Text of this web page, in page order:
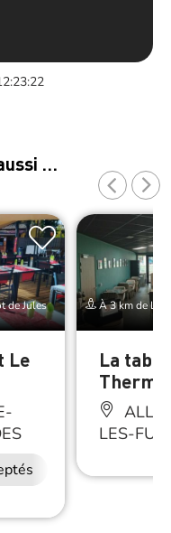
…
de Jules
Le
Restauration
À 3 km de Le
La
LES-